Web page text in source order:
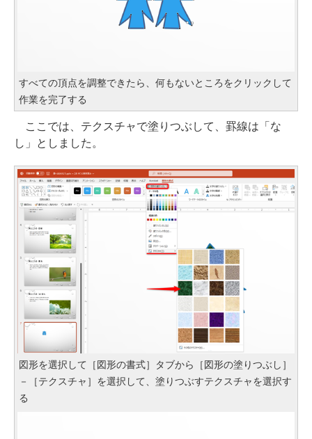
すべての頂点を調整できたら、何もないところをクリックして
作業を完了する
ここでは、テクスチャで塗りつぶして、罫線は「な
し」としました。
図形を選択して［図形の書式］タブから［図形の塗りつぶし］
－［テクスチャ］を選択して、塗りつぶすテクスチャを選択す
る